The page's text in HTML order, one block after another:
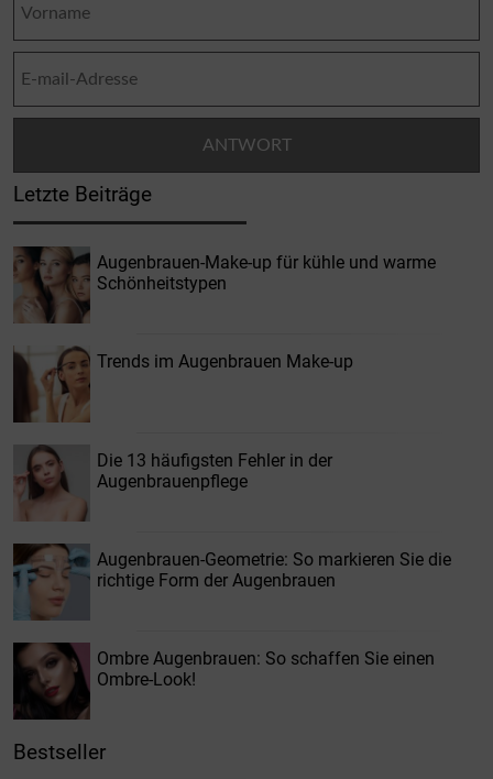
Letzte Beiträge
Augenbrauen-Make-up für kühle und warme
Schönheitstypen
Trends im Augenbrauen Make-up
Die 13 häufigsten Fehler in der
Augenbrauenpflege
Augenbrauen-Geometrie: So markieren Sie die
richtige Form der Augenbrauen
Ombre Augenbrauen: So schaffen Sie einen
Ombre-Look!
Bestseller